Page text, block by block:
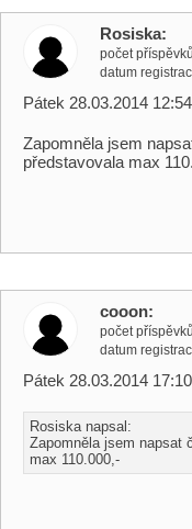
Rosiska
počet příspěvků
datum
Pátek 28.03.2014
Zapomněla jsem
představovala max
cooon
počet příspěvků
datum
Pátek 28.03.2014
Rosiska napsal:
Zapomněla jsem napsat
max 110.000,-